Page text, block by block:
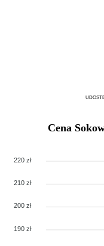
Cena
220 zł
210 zł
200 zł
190 zł